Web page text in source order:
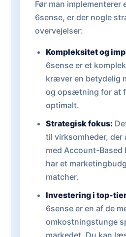
Før man implementerer
6sense, er der nogle
overvejelser:
Kompleksitet og
6sense er et
kræver en betydelig
og opsætning for at
optimalt.
Strategisk fokus:
til virksomheder, der
med Account-Based
har et
matcher.
Investering i top-
6sense er en af de
omkostningstunge
markedet. Du kan